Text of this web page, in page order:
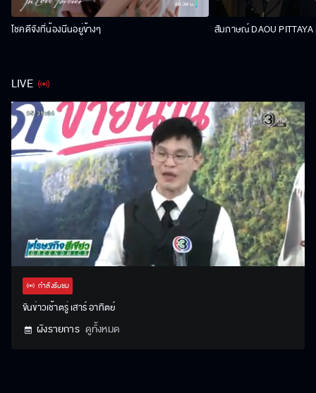
โชคดีจังที่น้องนีนอยู่ข้างๆ สัมภาษณ์ DAOU PITTAYA
LIVE
UnmuteStream Settings
กำลังรับชม
ขันข่าวเช้าตรู่ เสาร์ อาทิตย์
ผังรายการ ดูทั้งหมด